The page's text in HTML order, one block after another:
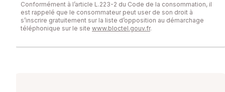
Conformément à l’article L.223-2 du Code de la consommation, il
est rappelé que le consommateur peut user de son droit à
s’inscrire gratuitement sur la liste d’opposition au démarchage
téléphonique sur le site www.bloctel.gouv.fr.